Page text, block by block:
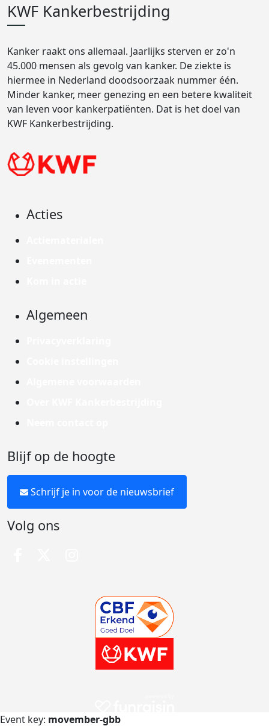
KWF Kankerbestrijding
Kanker raakt ons allemaal. Jaarlijks sterven er zo'n
45.000 mensen als gevolg van kanker. De ziekte is
hiermee in Nederland doodsoorzaak nummer één.
Minder kanker, meer genezing en een betere kwaliteit
van leven voor kankerpatiënten. Dat is het doel van
KWF Kankerbestrijding.
Acties
Algemeen
Blijf op de hoogte
Schrijf je in voor de nieuwsbrief
Volg ons
Event key: movember-gbb